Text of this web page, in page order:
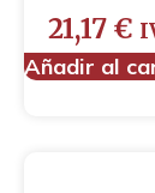
21,17 €
Añadir al